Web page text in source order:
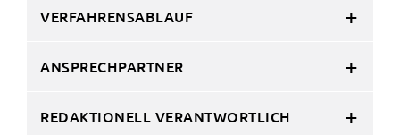
VERFAHRENSABLAUF
ANSPRECHPARTNER
REDAKTIONELL VERANTWORTLICH
Einwilligung erweiterter Datenschutzmodus
Name: